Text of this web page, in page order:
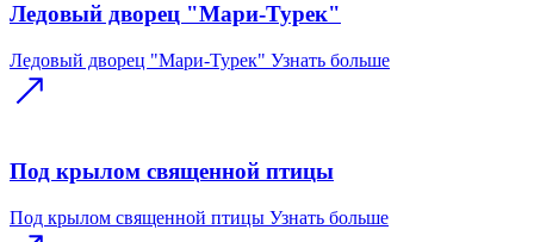
Ледовый дворец "Мари-Турек"
Ледовый дворец "Мари-Турек" Узнать больше
Под крылом священной птицы
Под крылом священной птицы Узнать больше